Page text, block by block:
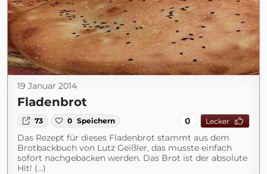
19 Januar 2014
Fladenbrot
73 0 Speichern 0 Lecker
Das Rezept für dieses Fladenbrot stammt aus dem
Brotbackbuch von Lutz Geißler, das musste einfach
sofort nachgebacken werden. Das Brot ist der absolute
Hit! (...)